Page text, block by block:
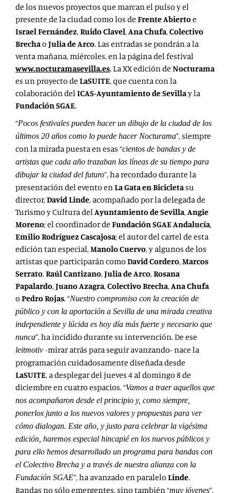
de los nuevos proyectos que marcan el pulso y el
presente de la ciudad como los de Frente Abiertoe
Israel Fernández,Ruido Clavel,Ana Chufa,Colectivo
Brechao Julia de Arco. Las entradas se pondrán a la
venta mañana, miércoles, en la página del festival
www.nocturamasevilla.es. La XX edición de Nocturama
es un proyecto de LaSUITE, que cuenta con la
colaboración delICAS-Ayuntamiento de Sevillay la
Fundación SGAE.
“Pocos festivales pueden hacer un dibujo de la ciudad de los
últimos 20 años como lo puede hacer Nocturama”, siempre
con la mirada puesta en esas “cientos de bandas y de
artistas que cada año trazaban las líneas de su tiempo para
dibujar la ciudad del futuro”, ha recordado durante la
presentación del evento enLa Gata en Bicicletasu
director,David Linde, acompañado por la delegada de
Turismo y Cultura delAyuntamiento de Sevilla,Angie
Moreno; el coordinador de Fundación SGAEAndalucía,
Emilio Rodríguez Cascajosa; el autor del cartel de esta
edición tan especial,Manolo Cuervo, y algunos de los
artistas que participarán como David Cordero,Marcos
Serrato,Raúl Cantizano,Julia de Arco,Rosana
Papalardo,Juano Azagra,Colectivo Brecha,Ana Chufa
o Pedro Rojas. “Nuestro compromiso con la creación de
público y con la aportación a Sevilla de una mirada creativa
independiente y lúcida es hoy día más fuerte y necesario que
nunca”, ha incidido durante su intervención. De ese
leitmotiv -mirar atrás para seguir avanzando- nace la
programación cuidadosamente diseñada desde
LaSUITE, a desplegar del jueves 4 al domingo 8 de
diciembre en cuatro espacios. “Vamos a traer aquellos que
nos acompañaron desde el principio y, como siempre,
ponerlos junto a los nuevos valores y propuestas para ver
cómo dialogan. Este año, y justo para celebrar la vigésima
edición, haremos especial hincapié en los nuevos públicos y
para ello hemos desarrollado un programa para bandas con
el Colectivo Brecha y a través de nuestra alianza con la
Fundación SGAE”, ha avanzado en paralelo Linde.
Bandas no sólo emergentes, sino también “muy jóvenes”,